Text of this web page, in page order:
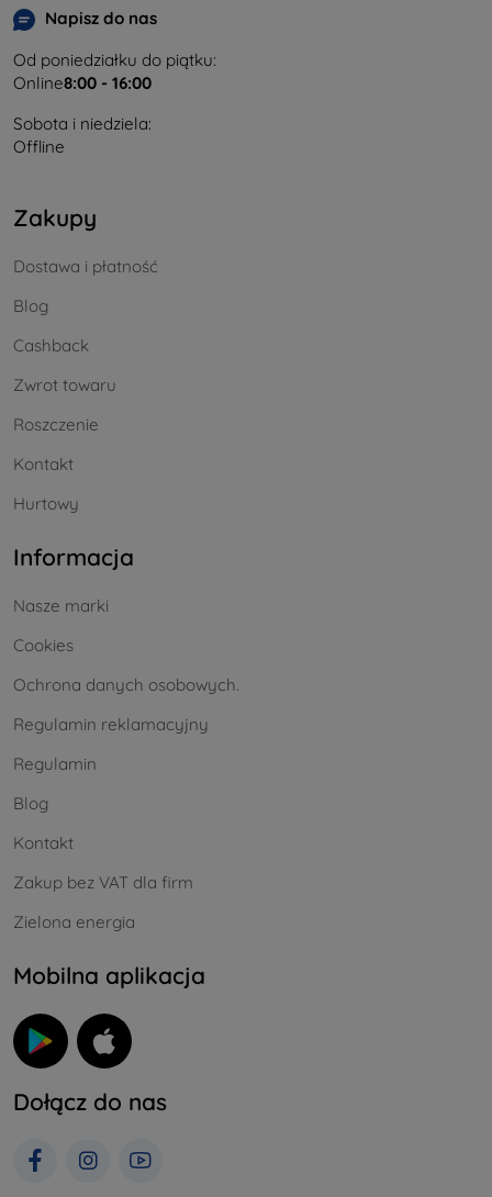
Napisz do nas
Od poniedziałku do piątku:
Online8:00 - 16:00
Sobota i niedziela:
Offline
Zakupy
Dostawa i płatność
Blog
Cashback
Zwrot towaru
Roszczenie
Kontakt
Hurtowy
Informacja
Nasze marki
Cookies
Ochrona danych osobowych.
Regulamin reklamacyjny
Regulamin
Blog
Kontakt
Zakup bez VAT dla firm
Zielona energia
Mobilna aplikacja
Dołącz do nas